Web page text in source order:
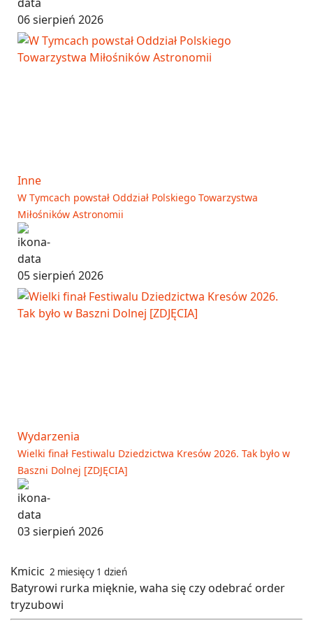
06 sierpień 2026
Inne
W Tymcach powstał Oddział Polskiego Towarzystwa
Miłośników Astronomii
05 sierpień 2026
Wydarzenia
Wielki finał Festiwalu Dziedzictwa Kresów 2026. Tak było w
Baszni Dolnej [ZDJĘCIA]
03 sierpień 2026
Kmicic 2 miesięcy 1 dzień
Batyrowi rurka mięknie, waha się czy odebrać order
tryzubowi